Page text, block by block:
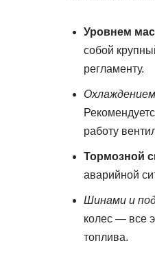
Уровнем
собой
регламенту.
работу
Тормозной
аварийной
Шинами и
колес — все
топлива.